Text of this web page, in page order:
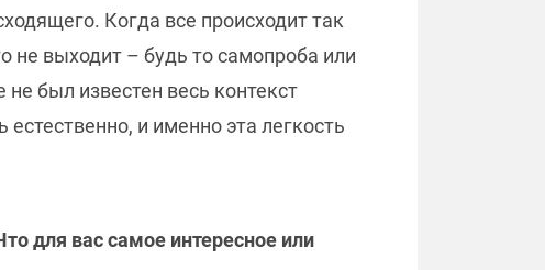
Когда все происходит так
не выходит – будь то самопроба или
был известен весь контекст
и именно эта легкость
для вас самое интересное или